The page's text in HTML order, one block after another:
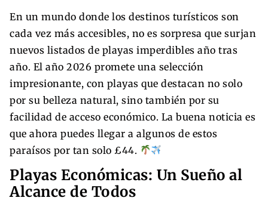
En un mundo donde los destinos turísticos son
cada vez más accesibles, no es sorpresa que surjan
nuevos listados de playas imperdibles año tras
año. El año 2026 promete una selección
impresionante, con playas que destacan no solo
por su belleza natural, sino también por su
facilidad de acceso económico. La buena noticia es
que ahora puedes llegar a algunos de estos
paraísos por tan solo £44.
Playas Económicas: Un Sueño al
Alcance de Todos